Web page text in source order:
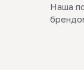
Наша